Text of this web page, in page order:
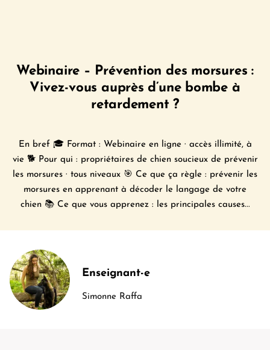
Webinaire – Prévention des morsures :
Vivez-vous auprès d’une bombe à
retardement ?
En bref 🎓 Format : Webinaire en ligne · accès illimité, à
vie 🐕 Pour qui : propriétaires de chien soucieux de prévenir
les morsures · tous niveaux 🎯 Ce que ça règle : prévenir les
morsures en apprenant à décoder le langage de votre
chien 📚 Ce que vous apprenez : les principales causes...
Enseignant-e
Simonne Raffa